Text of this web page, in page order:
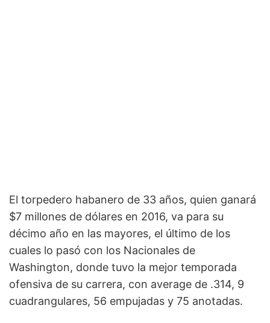
El torpedero habanero de 33 años, quien ganará
$7 millones de dólares en 2016, va para su
décimo año en las mayores, el último de los
cuales lo pasó con los Nacionales de
Washington, donde tuvo la mejor temporada
ofensiva de su carrera, con average de .314, 9
cuadrangulares, 56 empujadas y 75 anotadas.